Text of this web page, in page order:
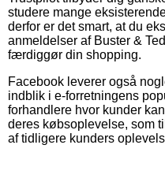
studere mange
derfor er det smart, at du
anmeldelser af Buster &
færdiggør din shopping.
Facebook leverer også
indblik i e-forretningens
forhandlere hvor kunder
deres købsoplevelse, som
af tidligere kunders